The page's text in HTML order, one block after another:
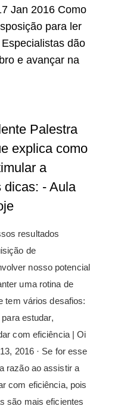
Jan 2016 Como
para ler
dão
e avançar na
Palestra
explica como
a
dicas: - Aula
resultados
de
nosso potencial
uma rotina de
tem vários desafios:
estudar,
com eficiência | Oi
2016 · Se for esse
razão ao assistir a
com eficiência, pois
são mais eficientes